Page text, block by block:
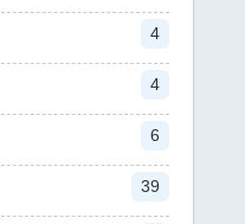
4
4
6
39